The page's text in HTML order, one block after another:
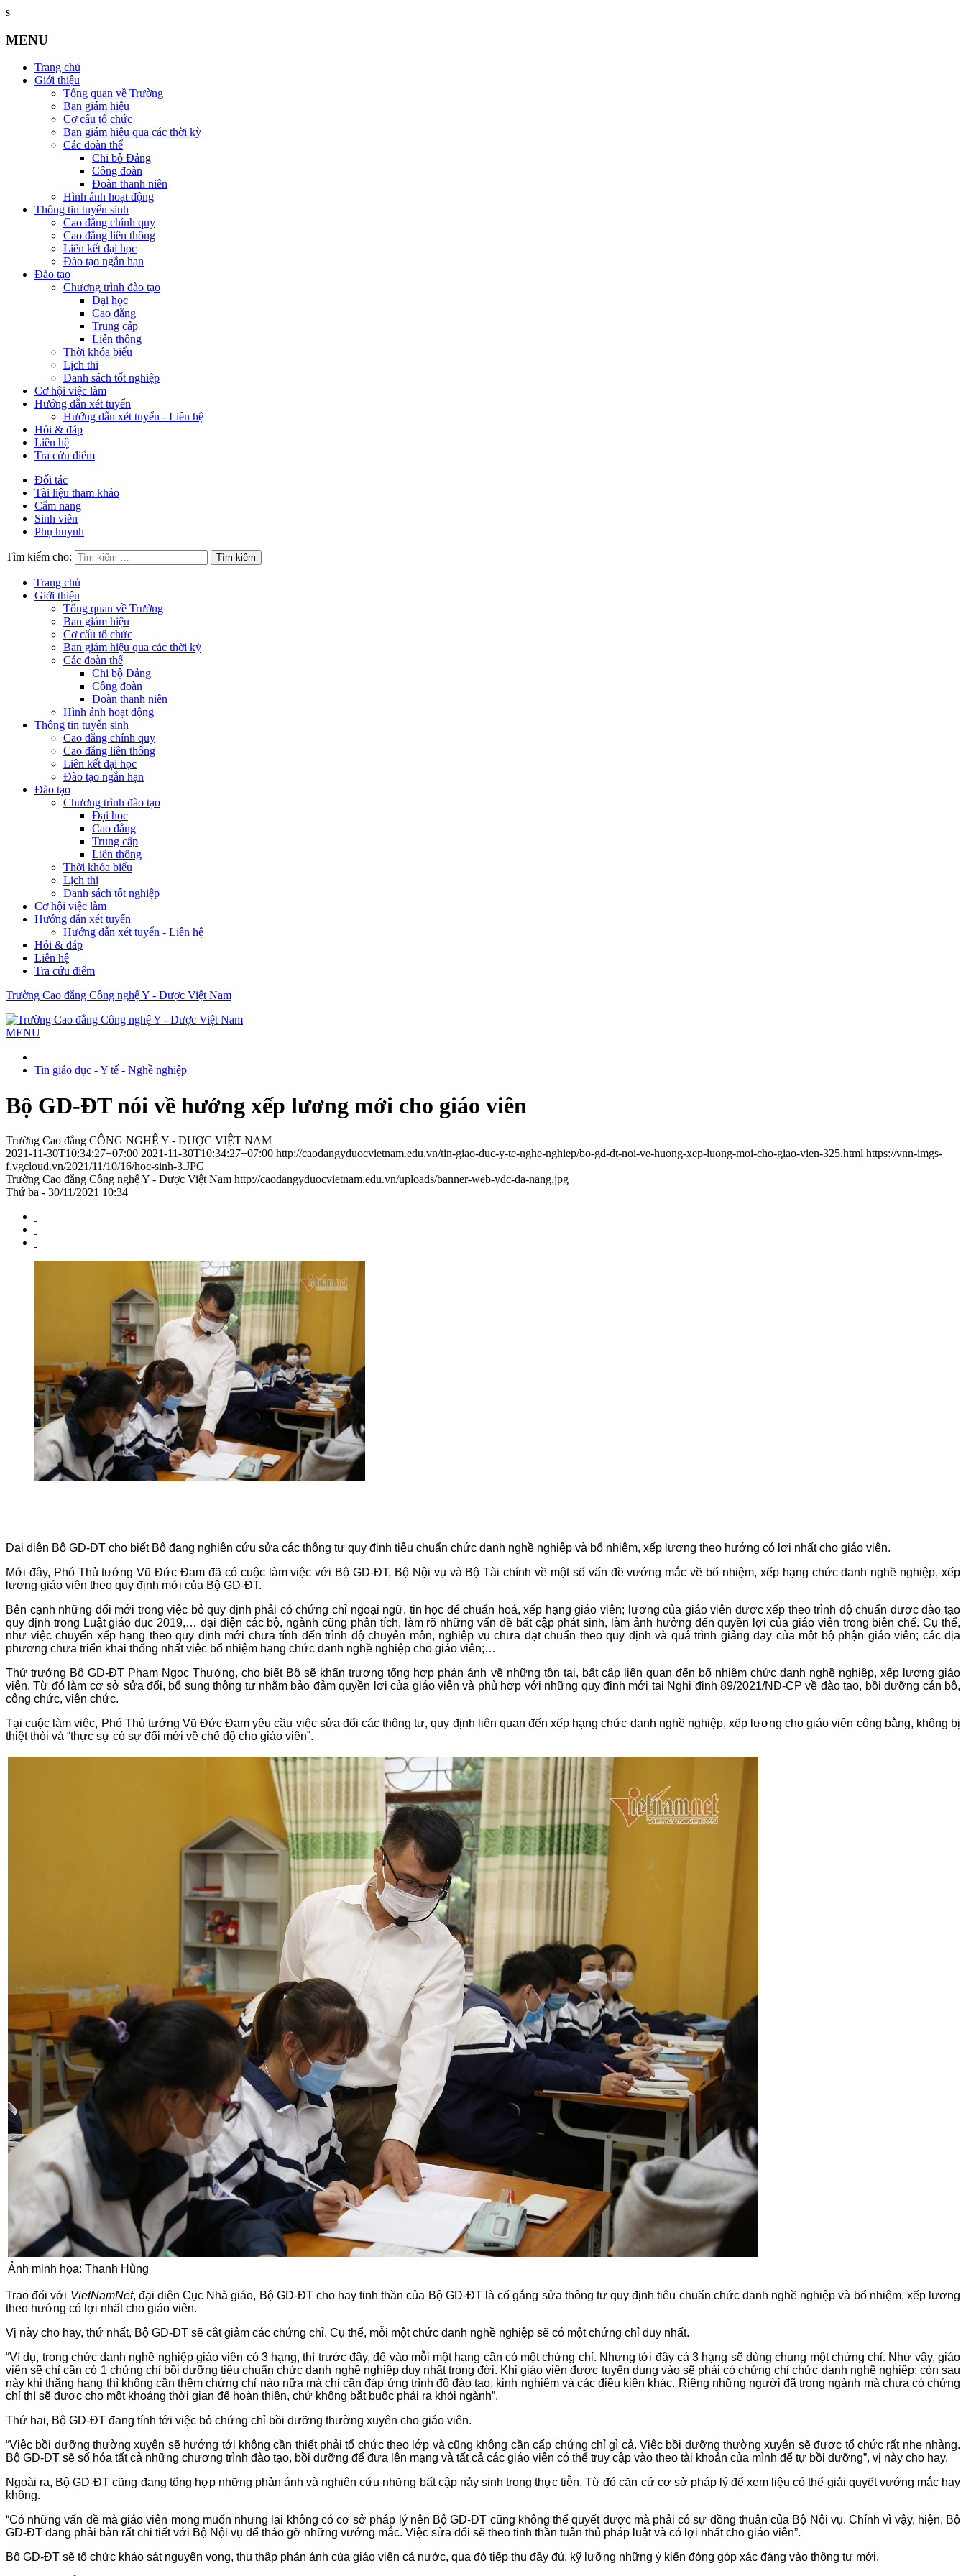
s
MENU
Trang chủ
Giới thiệu
Tổng quan về Trường
Ban giám hiệu
Cơ cấu tổ chức
Ban giám hiệu qua các thời kỳ
Các đoàn thể
Chi bộ Đảng
Công đoàn
Đoàn thanh niên
Hình ảnh hoạt động
Thông tin tuyển sinh
Cao đẳng chính quy
Cao đẳng liên thông
Liên kết đại học
Đào tạo ngắn hạn
Đào tạo
Chương trình đào tạo
Đại học
Cao đẳng
Trung cấp
Liên thông
Thời khóa biểu
Lịch thi
Danh sách tốt nghiệp
Cơ hội việc làm
Hướng dẫn xét tuyển
Hướng dẫn xét tuyển - Liên hệ
Hỏi & đáp
Liên hệ
Tra cứu điểm
Đối tác
Tài liệu tham khảo
Cẩm nang
Sinh viên
Phụ huynh
Tìm kiếm cho:
Trang chủ
Giới thiệu
Tổng quan về Trường
Ban giám hiệu
Cơ cấu tổ chức
Ban giám hiệu qua các thời kỳ
Các đoàn thể
Chi bộ Đảng
Công đoàn
Đoàn thanh niên
Hình ảnh hoạt động
Thông tin tuyển sinh
Cao đẳng chính quy
Cao đẳng liên thông
Liên kết đại học
Đào tạo ngắn hạn
Đào tạo
Chương trình đào tạo
Đại học
Cao đẳng
Trung cấp
Liên thông
Thời khóa biểu
Lịch thi
Danh sách tốt nghiệp
Cơ hội việc làm
Hướng dẫn xét tuyển
Hướng dẫn xét tuyển - Liên hệ
Hỏi & đáp
Liên hệ
Tra cứu điểm
Trường Cao đẳng Công nghệ Y - Dược Việt Nam
MENU
Tin giáo dục - Y tế - Nghề nghiệp
Bộ GD-ĐT nói về hướng xếp lương mới cho giáo viên
Trường Cao đẳng CÔNG NGHỆ Y - DƯỢC VIỆT NAM
2021-11-30T10:34:27+07:00 2021-11-30T10:34:27+07:00 http://caodangyduocvietnam.edu.vn/tin-giao-duc-y-te-nghe-nghiep/bo-gd-dt-noi-ve-huong-xep-luong-moi-cho-giao-vien-325.html https://vnn-imgs-
f.vgcloud.vn/2021/11/10/16/hoc-sinh-3.JPG
Trường Cao đẳng Công nghệ Y - Dược Việt Nam http://caodangyduocvietnam.edu.vn/uploads/banner-web-ydc-da-nang.jpg
Thứ ba - 30/11/2021 10:34
Đại diện Bộ GD-ĐT cho biết Bộ đang nghiên cứu sửa các thông tư quy định tiêu chuẩn chức danh nghề nghiệp và bổ nhiệm, xếp lương theo hướng có lợi nhất cho giáo viên.
Mới đây, Phó Thủ tướng Vũ Đức Đam đã có cuộc làm việc với Bộ GD-ĐT, Bộ Nội vụ và Bộ Tài chính về một số vấn đề vướng mắc về bổ nhiệm, xếp hạng chức danh nghề nghiệp, xếp
lương giáo viên theo quy định mới của Bộ GD-ĐT.
Bên cạnh những đổi mới trong việc bỏ quy định phải có chứng chỉ ngoại ngữ, tin học để chuẩn hoá, xếp hạng giáo viên; lương của giáo viên được xếp theo trình độ chuẩn được đào tạo
quy định trong Luật giáo dục 2019,… đại diện các bộ, ngành cũng phân tích, làm rõ những vấn đề bất cập phát sinh, làm ảnh hưởng đến quyền lợi của giáo viên trong biên chế. Cụ thể,
như việc chuyển xếp hạng theo quy định mới chưa tính đến trình độ chuyên môn, nghiệp vụ chưa đạt chuẩn theo quy định và quá trình giảng dạy của một bộ phận giáo viên; các địa
phương chưa triển khai thống nhất việc bổ nhiệm hạng chức danh nghề nghiệp cho giáo viên;…
Thứ trưởng Bộ GD-ĐT Phạm Ngọc Thưởng, cho biết Bộ sẽ khẩn trương tổng hợp phản ánh về những tồn tại, bất cập liên quan đến bổ nhiệm chức danh nghề nghiệp, xếp lương giáo
viên. Từ đó làm cơ sở sửa đổi, bổ sung thông tư nhằm bảo đảm quyền lợi của giáo viên và phù hợp với những quy định mới tại Nghị định 89/2021/NĐ-CP về đào tạo, bồi dưỡng cán bộ,
công chức, viên chức.
Tại cuộc làm việc, Phó Thủ tướng Vũ Đức Đam yêu cầu việc sửa đổi các thông tư, quy định liên quan đến xếp hạng chức danh nghề nghiệp, xếp lương cho giáo viên công bằng, không bị
thiệt thòi và “thực sự có sự đổi mới về chế độ cho giáo viên”.
Ảnh minh họa: Thanh Hùng
Trao đổi với VietNamNet, đại diện Cục Nhà giáo, Bộ GD-ĐT cho hay tinh thần của Bộ GD-ĐT là cố gắng sửa thông tư quy định tiêu chuẩn chức danh nghề nghiệp và bổ nhiệm, xếp lương
theo hướng có lợi nhất cho giáo viên.
Vị này cho hay, thứ nhất, Bộ GD-ĐT sẽ cắt giảm các chứng chỉ. Cụ thể, mỗi một chức danh nghề nghiệp sẽ có một chứng chỉ duy nhất.
“Ví dụ, trong chức danh nghề nghiệp giáo viên có 3 hạng, thì trước đây, để vào mỗi một hạng cần có một chứng chỉ. Nhưng tới đây cả 3 hạng sẽ dùng chung một chứng chỉ. Như vậy, giáo
viên sẽ chỉ cần có 1 chứng chỉ bồi dưỡng tiêu chuẩn chức danh nghề nghiệp duy nhất trong đời. Khi giáo viên được tuyển dụng vào sẽ phải có chứng chỉ chức danh nghề nghiệp; còn sau
này khi thăng hạng thì không cần thêm chứng chỉ nào nữa mà chỉ cần đáp ứng trình độ đào tạo, kinh nghiệm và các điều kiện khác. Riêng những người đã trong ngành mà chưa có chứng
chỉ thì sẽ được cho một khoảng thời gian để hoàn thiện, chứ không bắt buộc phải ra khỏi ngành”.
Thứ hai, Bộ GD-ĐT đang tính tới việc bỏ chứng chỉ bồi dưỡng thường xuyên cho giáo viên.
“Việc bồi dưỡng thường xuyên sẽ hướng tới không cần thiết phải tổ chức theo lớp và cũng không cần cấp chứng chỉ gì cả. Việc bồi dưỡng thường xuyên sẽ được tổ chức rất nhẹ nhàng.
Bộ GD-ĐT sẽ số hóa tất cả những chương trình đào tạo, bồi dưỡng để đưa lên mạng và tất cả các giáo viên có thể truy cập vào theo tài khoản của mình để tự bồi dưỡng”, vị này cho hay.
Ngoài ra, Bộ GD-ĐT cũng đang tổng hợp những phản ánh và nghiên cứu những bất cập nảy sinh trong thực tiễn. Từ đó căn cứ cơ sở pháp lý để xem liệu có thể giải quyết vướng mắc hay
không.
“Có những vấn đề mà giáo viên mong muốn nhưng lại không có cơ sở pháp lý nên Bộ GD-ĐT cũng không thể quyết được mà phải có sự đồng thuận của Bộ Nội vụ. Chính vì vậy, hiện, Bộ
GD-ĐT đang phải bàn rất chi tiết với Bộ Nội vụ để tháo gỡ những vướng mắc. Việc sửa đổi sẽ theo tinh thần tuân thủ pháp luật và có lợi nhất cho giáo viên”.
Bộ GD-ĐT sẽ tổ chức khảo sát nguyện vọng, thu thập phản ánh của giáo viên cả nước, qua đó tiếp thu đầy đủ, kỹ lưỡng những ý kiến đóng góp xác đáng vào thông tư mới.